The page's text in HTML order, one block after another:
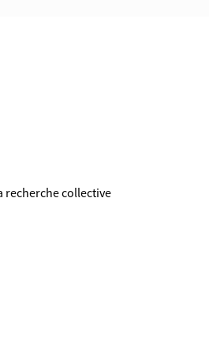
recherche collective